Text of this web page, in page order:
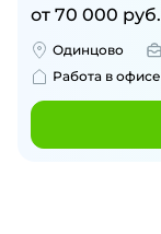
от 70 000 руб.
Одинцово
Работа в офисе